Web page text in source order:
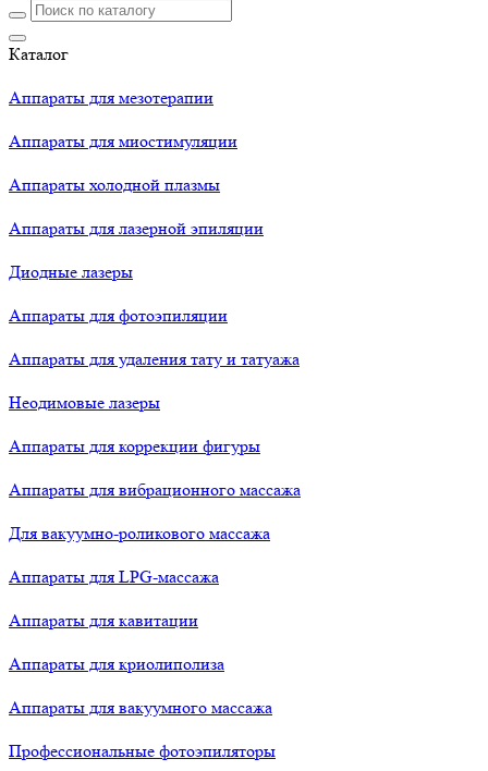
Каталог
Аппараты для мезотерапии
Аппараты для миостимуляции
Аппараты холодной плазмы
Аппараты для лазерной эпиляции
Диодные лазеры
Аппараты для фотоэпиляции
Аппараты для удаления тату и татуажа
Неодимовые лазеры
Аппараты для коррекции фигуры
Аппараты для вибрационного массажа
Для вакуумно-роликового массажа
Аппараты для LPG-массажа
Аппараты для кавитации
Аппараты для криолиполиза
Аппараты для вакуумного массажа
Профессиональные фотоэпиляторы